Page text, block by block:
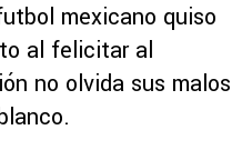
mexicano quiso
al felicitar al
no olvida sus malos